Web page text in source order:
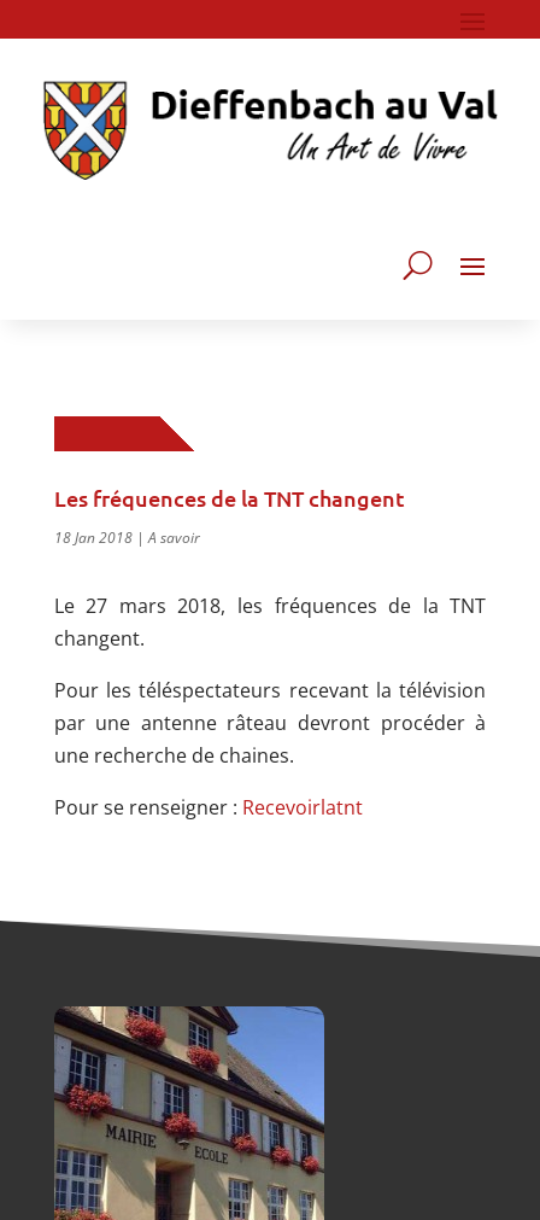
Les fréquences de la TNT changent
18 Jan 2018|A savoir
Le 27 mars 2018, les fréquences de la TNT
changent.
Pour les téléspectateurs recevant la télévision
par une antenne râteau devront procéder à
une recherche de chaines.
Pour se renseigner : Recevoirlatnt